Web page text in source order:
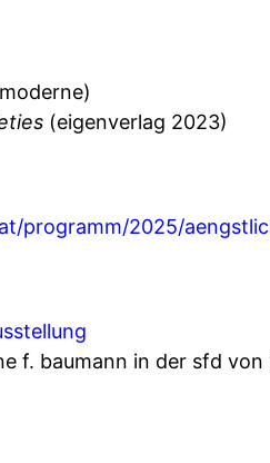
(eigenverlag 2023)
programm/2025/
f. baumann in der sfd